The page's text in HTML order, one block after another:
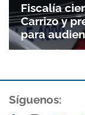
Fiscalía
Carrizo y
para
Síguenos: